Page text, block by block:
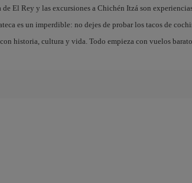
El Rey y las excursiones a Chichén Itzá son
es un imperdible: no dejes de probar los tacos de
historia, cultura y vida. Todo empieza con vuelos